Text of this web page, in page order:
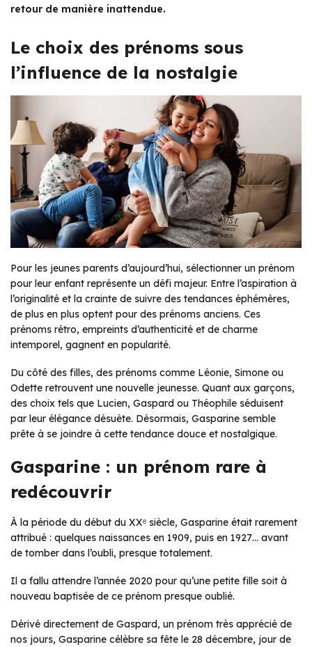
retour de manière inattendue.
Le choix des prénoms sous
l’influence de la nostalgie
Pour les jeunes parents d’aujourd’hui, sélectionner un prénom
pour leur enfant représente un défi majeur. Entre l’aspiration à
l’originalité et la crainte de suivre des tendances éphémères,
de plus en plus optent pour des prénoms anciens. Ces
prénoms rétro, empreints d’authenticité et de charme
intemporel, gagnent en popularité.
Du côté des filles, des prénoms comme Léonie, Simone ou
Odette retrouvent une nouvelle jeunesse. Quant aux garçons,
des choix tels que Lucien, Gaspard ou Théophile séduisent
par leur élégance désuète. Désormais, Gasparine semble
prête à se joindre à cette tendance douce et nostalgique.
Gasparine : un prénom rare à
redécouvrir
À la période du début du XXᵉ siècle, Gasparine était rarement
attribué : quelques naissances en 1909, puis en 1927… avant
de tomber dans l’oubli, presque totalement.
Il a fallu attendre l’année 2020 pour qu’une petite fille soit à
nouveau baptisée de ce prénom presque oublié.
Dérivé directement de Gaspard, un prénom très apprécié de
nos jours, Gasparine célèbre sa fête le 28 décembre, jour de